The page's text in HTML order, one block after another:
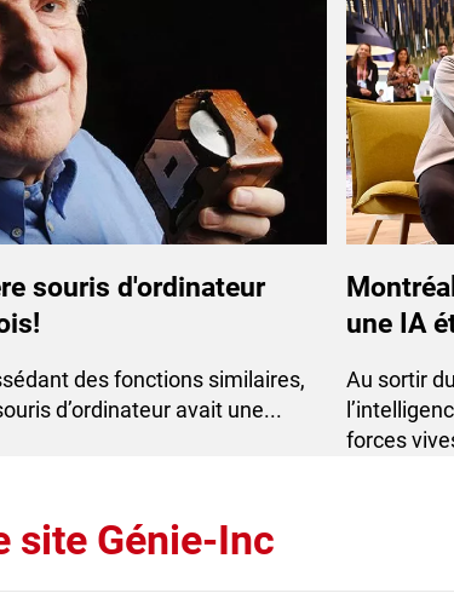
souris d'ordinateur
des fonctions similaires,
d’ordinateur avait une...
une IA
​Au sortir
forces
site Génie-Inc